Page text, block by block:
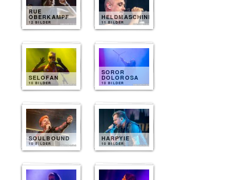
RUE
OBERKAMPF
12 BILDER
HELDMASCHINE
11 BILDER
SELOFAN
10 BILDER
SOROR
DOLOROSA
10 BILDER
SOULBOUND
10 BILDER
HARPYIE
10 BILDER